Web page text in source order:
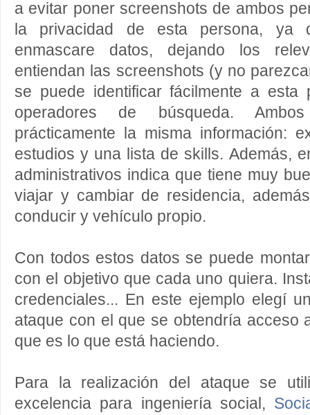
a evitar poner screenshots de ambos
la privacidad de esta persona, ya
enmascare datos, dejando los
entiendan las screenshots (y no
se puede identificar fácilmente a esta
operadores de búsqueda.
prácticamente la misma información:
estudios y una lista de skills. Además,
administrativos indica que tiene muy
viajar y cambiar de residencia,
conducir y vehículo propio.
Con todos estos datos se puede
con el objetivo que cada uno quiera.
credenciales... En este ejemplo elegí
ataque con el que se obtendría acceso
que es lo que está haciendo.
Para la realización del ataque se
excelencia para ingeniería social,